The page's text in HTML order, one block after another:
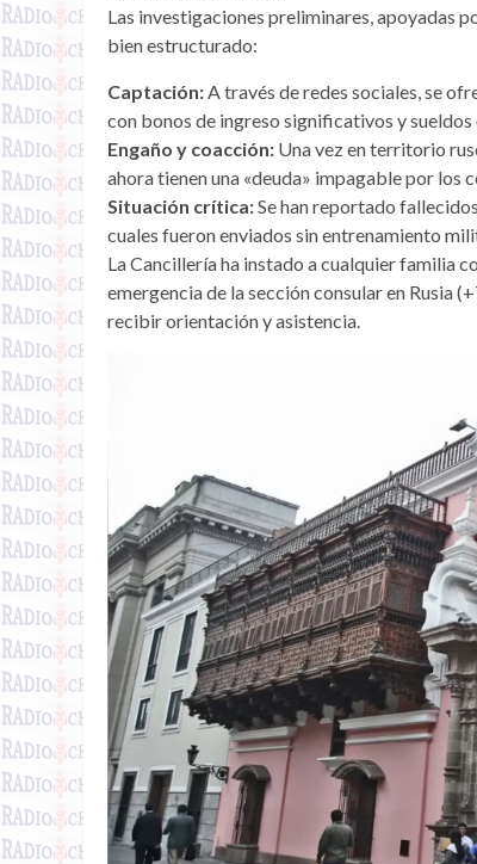
Las investigaciones preliminares, apoyadas
bien estructurado:
Captación:A través de redes sociales, se
con bonos de ingreso significativos y sueldos
Engaño y coacción: Una vez en territorio
ahora tienen una «deuda» impagable por los
Situación crítica:Se han reportado
cuales fueron enviados sin entrenamiento
La Cancillería ha instado a cualquier familia
emergencia de la sección consular en Rusia
recibir orientación y asistencia.